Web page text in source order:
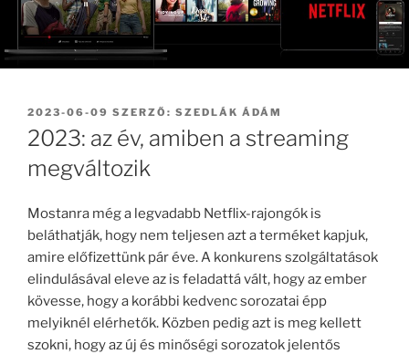
BEKÜLDVE:
2023-06-09 SZERZŐ: SZEDLÁK ÁDÁM
2023: az év, amiben a streaming
megváltozik
Mostanra még a legvadabb Netflix-rajongók is
beláthatják, hogy nem teljesen azt a terméket kapjuk,
amire előfizettünk pár éve. A konkurens szolgáltatások
elindulásával eleve az is feladattá vált, hogy az ember
kövesse, hogy a korábbi kedvenc sorozatai épp
melyiknél elérhetők. Közben pedig azt is meg kellett
szokni, hogy az új és minőségi sorozatok jelentős